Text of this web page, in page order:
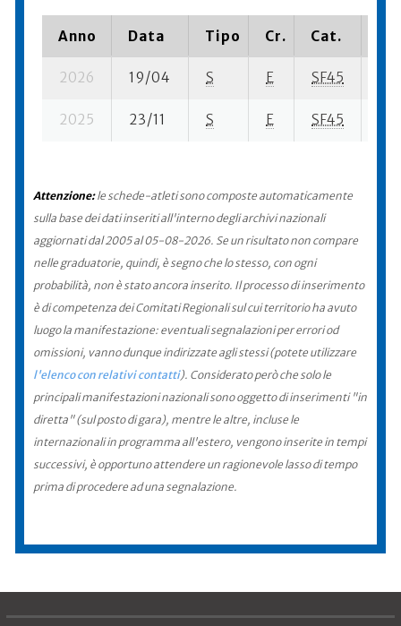
Anno Data Tipo Cr. Cat.
2026 19/04 S E SF45
2025 23/11 S E SF45
Attenzione:le schede-atleti sono composte automaticamente
sulla base dei dati inseriti all'interno degli archivi nazionali
aggiornati dal 2005 al 05-08-2026. Se un risultato non compare
nelle graduatorie, quindi, è segno che lo stesso, con ogni
probabilità, non è stato ancora inserito. Il processo di inserimento
è di competenza dei Comitati Regionali sul cui territorio ha avuto
luogo la manifestazione: eventuali segnalazioni per errori od
omissioni, vanno dunque indirizzate agli stessi (potete utilizzare
l'elenco con relativi contatti). Considerato però che solo le
principali manifestazioni nazionali sono oggetto di inserimenti "in
diretta" (sul posto di gara), mentre le altre, incluse le
internazionali in programma all'estero, vengono inserite in tempi
successivi, è opportuno attendere un ragionevole lasso di tempo
prima di procedere ad una segnalazione.